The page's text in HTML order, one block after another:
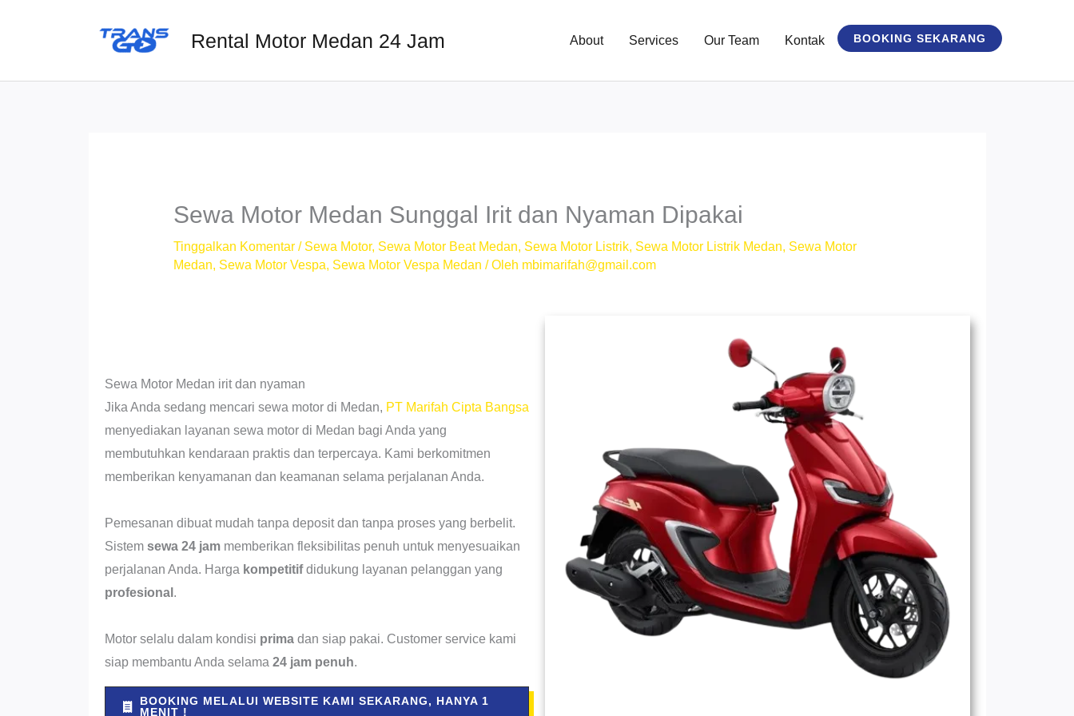
Rental Motor Medan 24 Jam About Services Our Team Kontak BOOKING SEKARANG
Sewa Motor Medan Sunggal Irit dan Nyaman Dipakai
Tinggalkan Komentar / Sewa Motor, Sewa Motor Beat Medan, Sewa Motor Listrik, Sewa Motor Listrik Medan, Sewa Motor
Medan, Sewa Motor Vespa, Sewa Motor Vespa Medan / Oleh mbimarifah@gmail.com
Sewa Motor Medan irit dan nyaman
Jika Anda sedang mencari sewa motor di Medan, PT Marifah Cipta Bangsa
menyediakan layanan sewa motor di Medan bagi Anda yang
membutuhkan kendaraan praktis dan terpercaya. Kami berkomitmen
memberikan kenyamanan dan keamanan selama perjalanan Anda.
Pemesanan dibuat mudah tanpa deposit dan tanpa proses yang berbelit.
Sistem sewa 24 jammemberikan fleksibilitas penuh untuk menyesuaikan
perjalanan Anda. Harga kompetitifdidukung layanan pelanggan yang
profesional .
Motor selalu dalam kondisi primadan siap pakai. Customer service kami
siap membantu Anda selama 24 jam penuh.
BOOKING MELALUI WEBSITE KAMI SEKARANG, HANYA 1
MENIT !